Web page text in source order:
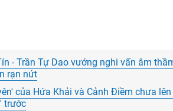
- Trần Tự Dao vướng nghi vấn âm
rạn nứt
của Hứa Khải và Cảnh Điềm chưa
trước